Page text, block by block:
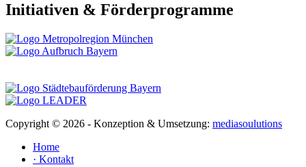
Initiativen & Förderprogramme
Copyright © 2026 - Konzeption & Umsetzung: mediasoulutions
Home
· Kontakt